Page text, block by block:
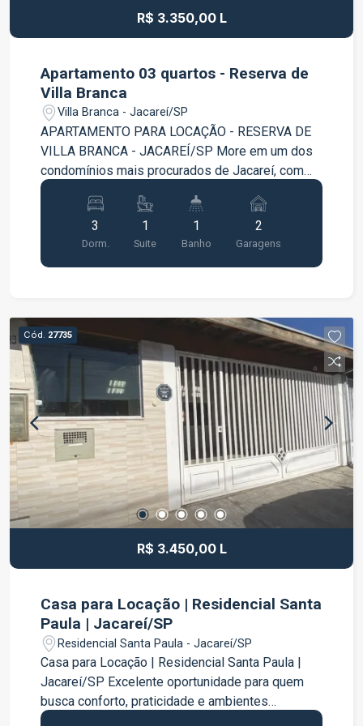
R$ 3.350,00 L
Apartamento 03 quartos - Reserva de
Villa Branca
Villa Branca - Jacareí/SP
APARTAMENTO PARA LOCAÇÃO - RESERVA DE
VILLA BRANCA - JACAREÍ/SP More em um dos
condomínios mais procurados de Jacareí, com
conforto, praticidade e excelente localização!
Este apartamento oferece ambientes amplos,
bem distribuídos e mobiliados, proporcionando
mais comodidade para o dia a dia da sua família.
Características do imóvel 03 dormitórios, sendo
social; Área de serviço; 02 vagas de garagem.
Diferenciais Dormitórios mobiliados, prontos
para uso; Cozinha completa e mobiliada;
Excelente distribuição dos ambientes; Ideal para
quem busca praticidade e conforto. O
Condomínio Reserva de Villa Branca conta com
infraestrutura de lazer e segurança, além de estar
localizado em um dos bairros que mais crescem
em Jacareí. Possui fácil acesso à Rodovia
Presidente Dutra e está próximo a
supermercados, escolas, academias, farmácias,
restaurantes e diversos comércios. Agende sua
visita e venha conhecer este excelente
3
Dorm.
1
Suite
1
Banho
2
Garagens
Cód. 27735
R$ 3.450,00 L
Casa para Locação | Residencial Santa
Paula | Jacareí/SP
Residencial Santa Paula - Jacareí/SP
Casa para Locação | Residencial Santa Paula |
Jacareí/SP Excelente oportunidade para quem
busca conforto, praticidade e ambientes
planejados em um dos bairros mais procurados